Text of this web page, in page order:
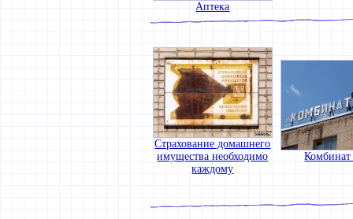
Аптека
Страхование домашнего
имущества необходимо
каждому